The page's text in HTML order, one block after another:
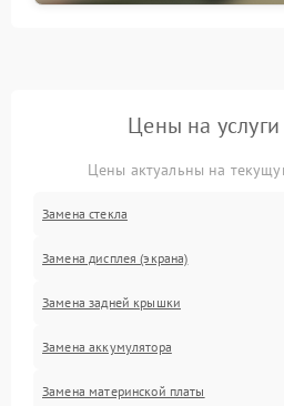
Цены на
Цены актуальны на
Замена стекла
Замена дисплея (экрана)
Замена задней крышки
Замена аккумулятора
Замена материнской платы